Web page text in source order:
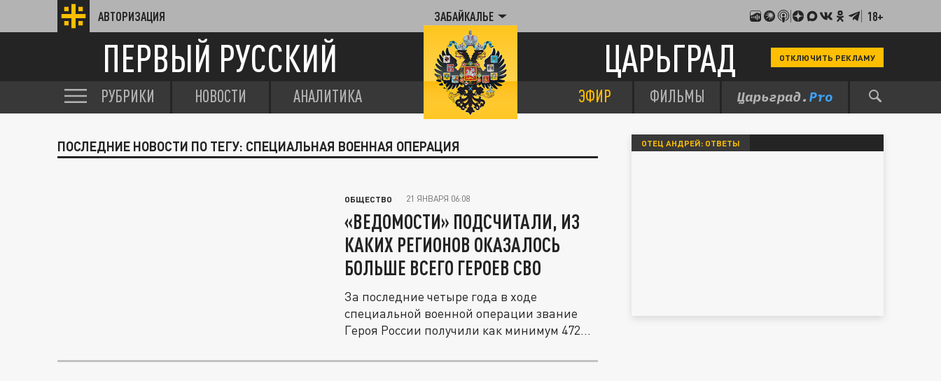
АВТОРИЗАЦИЯ ЗАБАЙКАЛЬЕ 18+
ПЕРВЫЙ РУССКИЙ ЦАРЬГРАД ОТКЛЮЧИТЬ РЕКЛАМУ
РУБРИКИ НОВОСТИ АНАЛИТИКА ЭФИР ФИЛЬМЫ
ПОСЛЕДНИЕ НОВОСТИ ПО ТЕГУ: СПЕЦИАЛЬНАЯ ВОЕННАЯ ОПЕРАЦИЯ
ОБЩЕСТВО 21 ЯНВАРЯ 06:08
«ВЕДОМОСТИ» ПОДСЧИТАЛИ, ИЗ
КАКИХ РЕГИОНОВ ОКАЗАЛОСЬ
БОЛЬШЕ ВСЕГО ГЕРОЕВ СВО
За последние четыре года в ходе
специальной военной операции звание
Героя России получили как минимум 472...
ОТЕЦ АНДРЕЙ: ОТВЕТЫ